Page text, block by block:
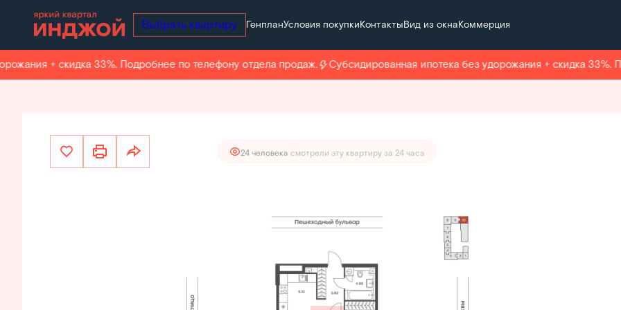
Выбрать квартиру ГенпланУсловия покупкиКонтактыВид из окнаКоммерция
+ скидка 33%. Подробнее по телефону отдела продаж. Субсидированная ипотека без удорожания + скидка 33%.
2-комнатная41.1 м2
24 706 175 руб.Ипотекаот 112 724 руб./мес.
24 человекa смотрели эту квартиру за 24 часа